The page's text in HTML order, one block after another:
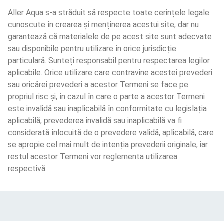
Aller Aqua s-a străduit să respecte toate cerințele legale
cunoscute în crearea și menținerea acestui site, dar nu
garantează că materialele de pe acest site sunt adecvate
sau disponibile pentru utilizare în orice jurisdicție
particulară. Sunteți responsabil pentru respectarea legilor
aplicabile. Orice utilizare care contravine acestei prevederi
sau oricărei prevederi a acestor Termeni se face pe
propriul risc și, în cazul în care o parte a acestor Termeni
este invalidă sau inaplicabilă în conformitate cu legislația
aplicabilă, prevederea invalidă sau inaplicabilă va fi
considerată înlocuită de o prevedere validă, aplicabilă, care
se apropie cel mai mult de intenția prevederii originale, iar
restul acestor Termeni vor reglementa utilizarea
respectivă.